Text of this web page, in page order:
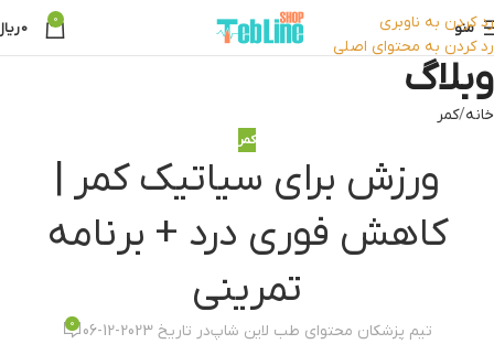
رد کردن به ناوبری
رد کردن به محتوای اصلی
منو 0
0
وبلاگ
خانه کمر
کمر
ورزش برای سیاتیک کمر |
کاهش فوری درد + برنامه
تمرینی
تیم پزشکان محتوای طب لاین شاپدر تاریخ 2023-12-06 0